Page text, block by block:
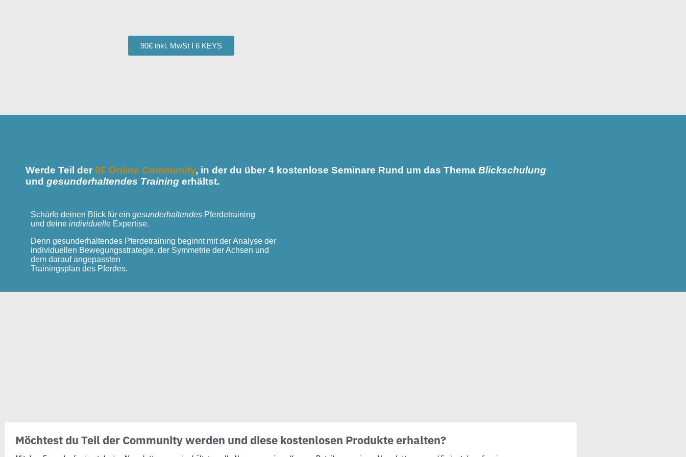
90€ inkl. MwSt I 6 KEYS
Werde Teil der 0€ Online Community, in der du über 4 kostenlose Seminare Rund um das Thema Blickschulung
und gesunderhaltendes Training erhältst.
Schärfe deinen Blick für ein gesunderhaltendes Pferdetraining
und deine individuelle Expertise.
Denn gesunderhaltendes Pferdetraining beginnt mit der Analyse der
individuellen Bewegungsstrategie, der Symmetrie der Achsen und
dem darauf angepassten
Trainingsplan des Pferdes.
Möchtest du Teil der Community werden und diese kostenlosen Produkte erhalten?